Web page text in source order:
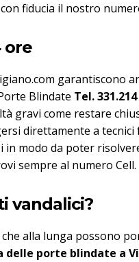
fiducia il nostro
ore
garantiscono
Blindate Tel.
gravi come restare
direttamente a
in modo da poter
sempre al numero Cell.
vandalici?
alla lunga possono
delle porte blindate a